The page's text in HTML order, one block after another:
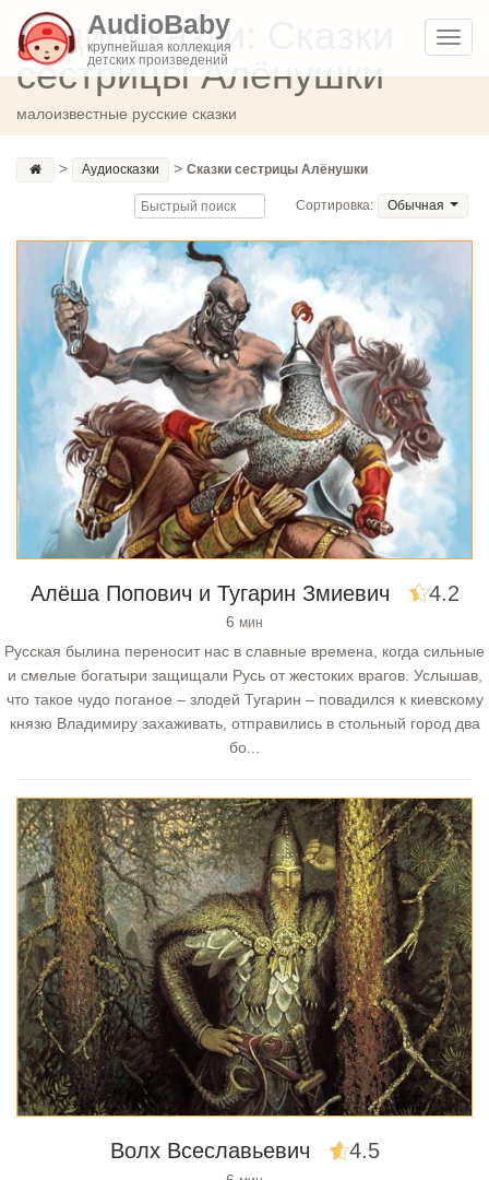
AudioBaby
крупнейшая коллекция
детских произведений
Аудиосказки: Сказки
сестрицы Алёнушки
малоизвестные русские сказки
> Аудиосказки > Сказки сестрицы Алёнушки
Сортировка: Обычная
Алёша Попович и Тугарин Змиевич 4.2
6 мин
Русская былина переносит нас в славные времена, когда сильные
и смелые богатыри защищали Русь от жестоких врагов. Услышав,
что такое чудо поганое – злодей Тугарин – повадился к киевскому
князю Владимиру захаживать, отправились в стольный город два
бо...
Волх Всеславьевич 4.5